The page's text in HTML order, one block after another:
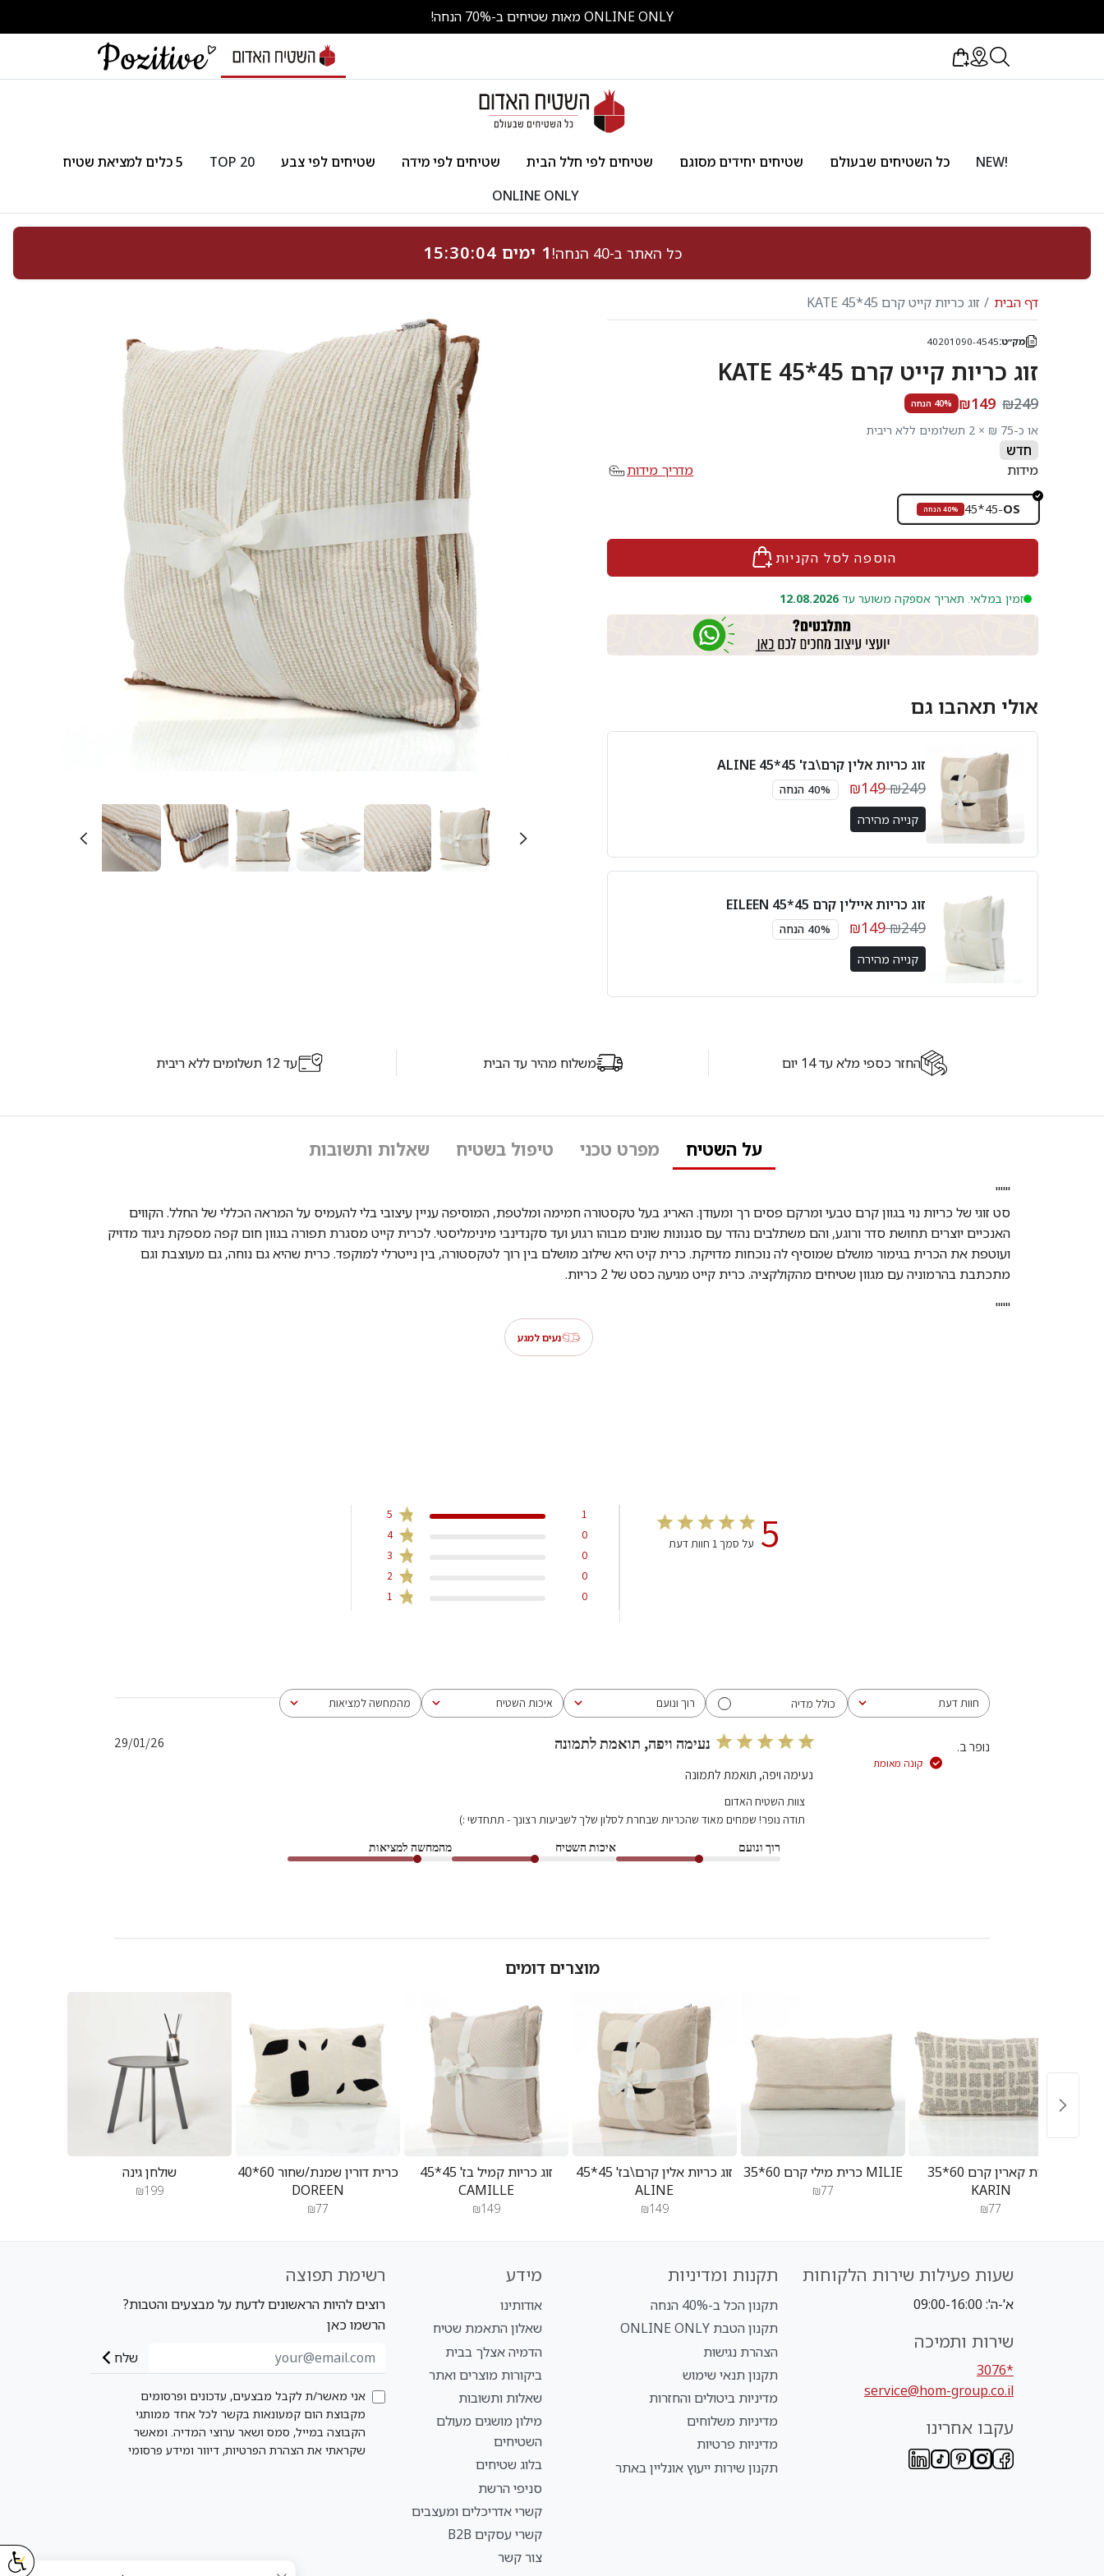
ONLINE ONLY מאות שטיחים ב-70% הנחה!
!NEW כל השטיחים שבעולם שטיחים יחידים מסוגם שטיחים לפי חלל הבית שטיחים לפי מידה שטיחים לפי צבע TOP 20
5 כלים למציאת שטיח
ONLINE ONLY
דף הבית זוג כריות קייט קרם 45*45 KATE
מק״ט:40201090-4545
זוג כריות קייט קרם 45*45 KATE
₪249
₪149 40% הנחה
או כ-75 ₪ × 2 תשלומים ללא ריבית
חדש
מידות
מדריך מידות
OS
-
45*45 40% הנחה
הוספה לסל הקניות
זמין במלאי. תאריך אספקה משוער עד 12.08.2026
אולי תאהבו גם
זוג כריות אלין קרם\בז' 45*45 ALINE
₪249
₪149 40% הנחה
קנייה מהירה
זוג כריות איילין קרם 45*45 EILEEN
₪249
₪149 40% הנחה
קנייה מהירה
החזר כספי מלא עד 14 יום משלוח מהיר עד הבית עד 12 תשלומים ללא ריבית
על השטיח מפרט טכני טיפול בשטיח שאלות ותשובות
"""
סט זוגי של כריות נוי בגוון קרם טבעי ומרקם פסים רך ומעודן. האריג בעל טקסטורה חמימה ומלטפת, המוסיפה עניין עיצובי בלי להעמיס על המראה הכללי של החלל. הקווים
האנכיים יוצרים תחושת סדר ורוגע, והם משתלבים נהדר עם סגנונות שונים מבוהו רגוע ועד סקנדינבי מינימליסטי. לכרית קייט מסגרת תפורה בגוון חום קפה מספקת ניגוד מדויק
ועוטפת את הכרית בגימור מושלם שמוסיף לה נוכחות מדויקת. כרית קיט היא שילוב מושלם בין רוך לטקסטורה, בין נייטרלי למוקפד. כרית שהיא גם נוחה, גם מעוצבת וגם
מתכתבת בהרמוניה עם מגוון שטיחים מהקולקציה. כרית קייט מגיעה כסט של 2 כריות.
"""
נעים למגע
5 על סמך 1 חוות דעת
5
1
4
0
3
0
2
0
1
0
חוות דעת
כל חוות הדעת כולל מדיה רוך ונועם
הכל איכות השטיח
הכל מהמחשה למציאות
הכל
נופר ב.
קונה מאומת
נעימה ויפה, תואמת לתמונה
נעימה ויפה, תואמת לתמונה
הערות
של
2026
צוות השטיח האדום
תודה נופר! שמחים מאוד שהכריות שבחרת לסלון שלך לשביעות רצונך - תתחדשי :)
רוך ונועם
איכות השטיח מהמחשה למציאות
תאריך29/01/26
מוצרים דומים
שולחן גינה
₪199
כרית דורין שמנת/שחור 60*40
DOREEN
₪77
זוג כריות קמיל בז' 45*45
CAMILLE
₪149
זוג כריות אלין קרם\בז' 45*45
ALINE
₪149
כרית מילי קרם 60*35 MILIE
₪77
כרית קארין קרם 60*35
KARIN
₪77
שעות פעילות שירות הלקוחות
א'-ה': 09:00-16:00
שירות ותמיכה
*3076
service@hom-group.co.il
עקבו אחרינו
תקנות ומדיניות
תקנון הכל ב-40% הנחה
תקנון הטבת ONLINE ONLY
הצהרת נגישות
תקנון תנאי שימוש
מדיניות ביטולים והחזרות
מדיניות משלוחים
מדיניות פרטיות
תקנון שירות ייעוץ אונליין באתר
מידע
אודותינו
שאלון התאמת שטיח
הדמיה אצלך בבית
ביקורות מוצרים ואתר
שאלות ותשובות
מילון מושגים מעולם
השטיחים
בלוג שטיחים
סניפי הרשת
קשרי אדריכלים ומעצבים
קשרי עסקים B2B
צור קשר
רשימת תפוצה
רוצים להיות הראשונים לדעת על מבצעים והטבות?
הרשמו כאן
שלח
אני מאשר/ת לקבל מבצעים, עדכונים ופרסומים
מקבוצת הום קמעונאות בקשר לכל אחד ממותגי
הקבוצה במייל, סמס ושאר ערוצי המדיה. ומאשר
שקראתי את הצהרת הפרטיות, דיוור ומידע פרסומי